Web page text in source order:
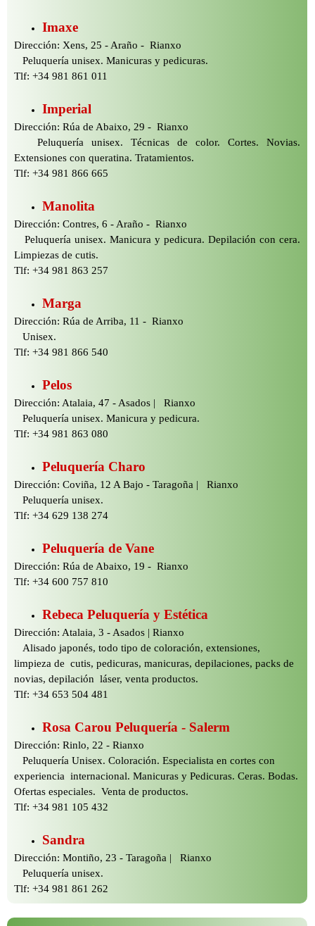
Imaxe
Dirección: Xens, 25 - Araño - Rianxo
Peluquería unisex. Manicuras y pedicuras.
Tlf: +34 981 861 011
Imperial
Dirección: Rúa de Abaixo, 29 - Rianxo
Peluquería unisex. Técnicas de color. Cortes. Novias.
Extensiones con queratina. Tratamientos.
Tlf: +34 981 866 665
Manolita
Dirección: Contres, 6 - Araño - Rianxo
Peluquería unisex. Manicura y pedicura. Depilación con cera.
Limpiezas de cutis.
Tlf: +34 981 863 257
Marga
Dirección: Rúa de Arriba, 11 - Rianxo
Unisex.
Tlf: +34 981 866 540
Pelos
Dirección: Atalaia, 47 - Asados | Rianxo
Peluquería unisex. Manicura y pedicura.
Tlf: +34 981 863 080
Peluquería Charo
Dirección: Coviña, 12 A Bajo - Taragoña | Rianxo
Peluquería unisex.
Tlf: +34 629 138 274
Peluquería de Vane
Dirección: Rúa de Abaixo, 19 - Rianxo
Tlf: +34 600 757 810
Rebeca Peluquería y Estética
Dirección: Atalaia, 3 - Asados | Rianxo
Alisado japonés, todo tipo de coloración, extensiones,
limpieza de cutis, pedicuras, manicuras, depilaciones, packs de
novias, depilación láser, venta productos.
Tlf: +34 653 504 481
Rosa Carou Peluquería - Salerm
Dirección: Rinlo, 22 - Rianxo
Peluquería Unisex. Coloración. Especialista en cortes con
experiencia internacional. Manicuras y Pedicuras. Ceras. Bodas.
Ofertas especiales. Venta de productos.
Tlf: +34 981 105 432
Sandra
Dirección: Montiño, 23 - Taragoña | Rianxo
Peluquería unisex.
Tlf: +34 981 861 262